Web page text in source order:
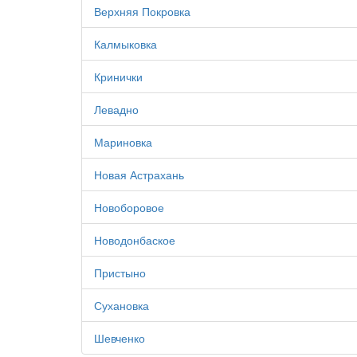
Верхняя Покровка
Калмыковка
Кринички
Левадно
Мариновка
Новая Астрахань
Новоборовое
Новодонбаское
Пристыно
Сухановка
Шевченко